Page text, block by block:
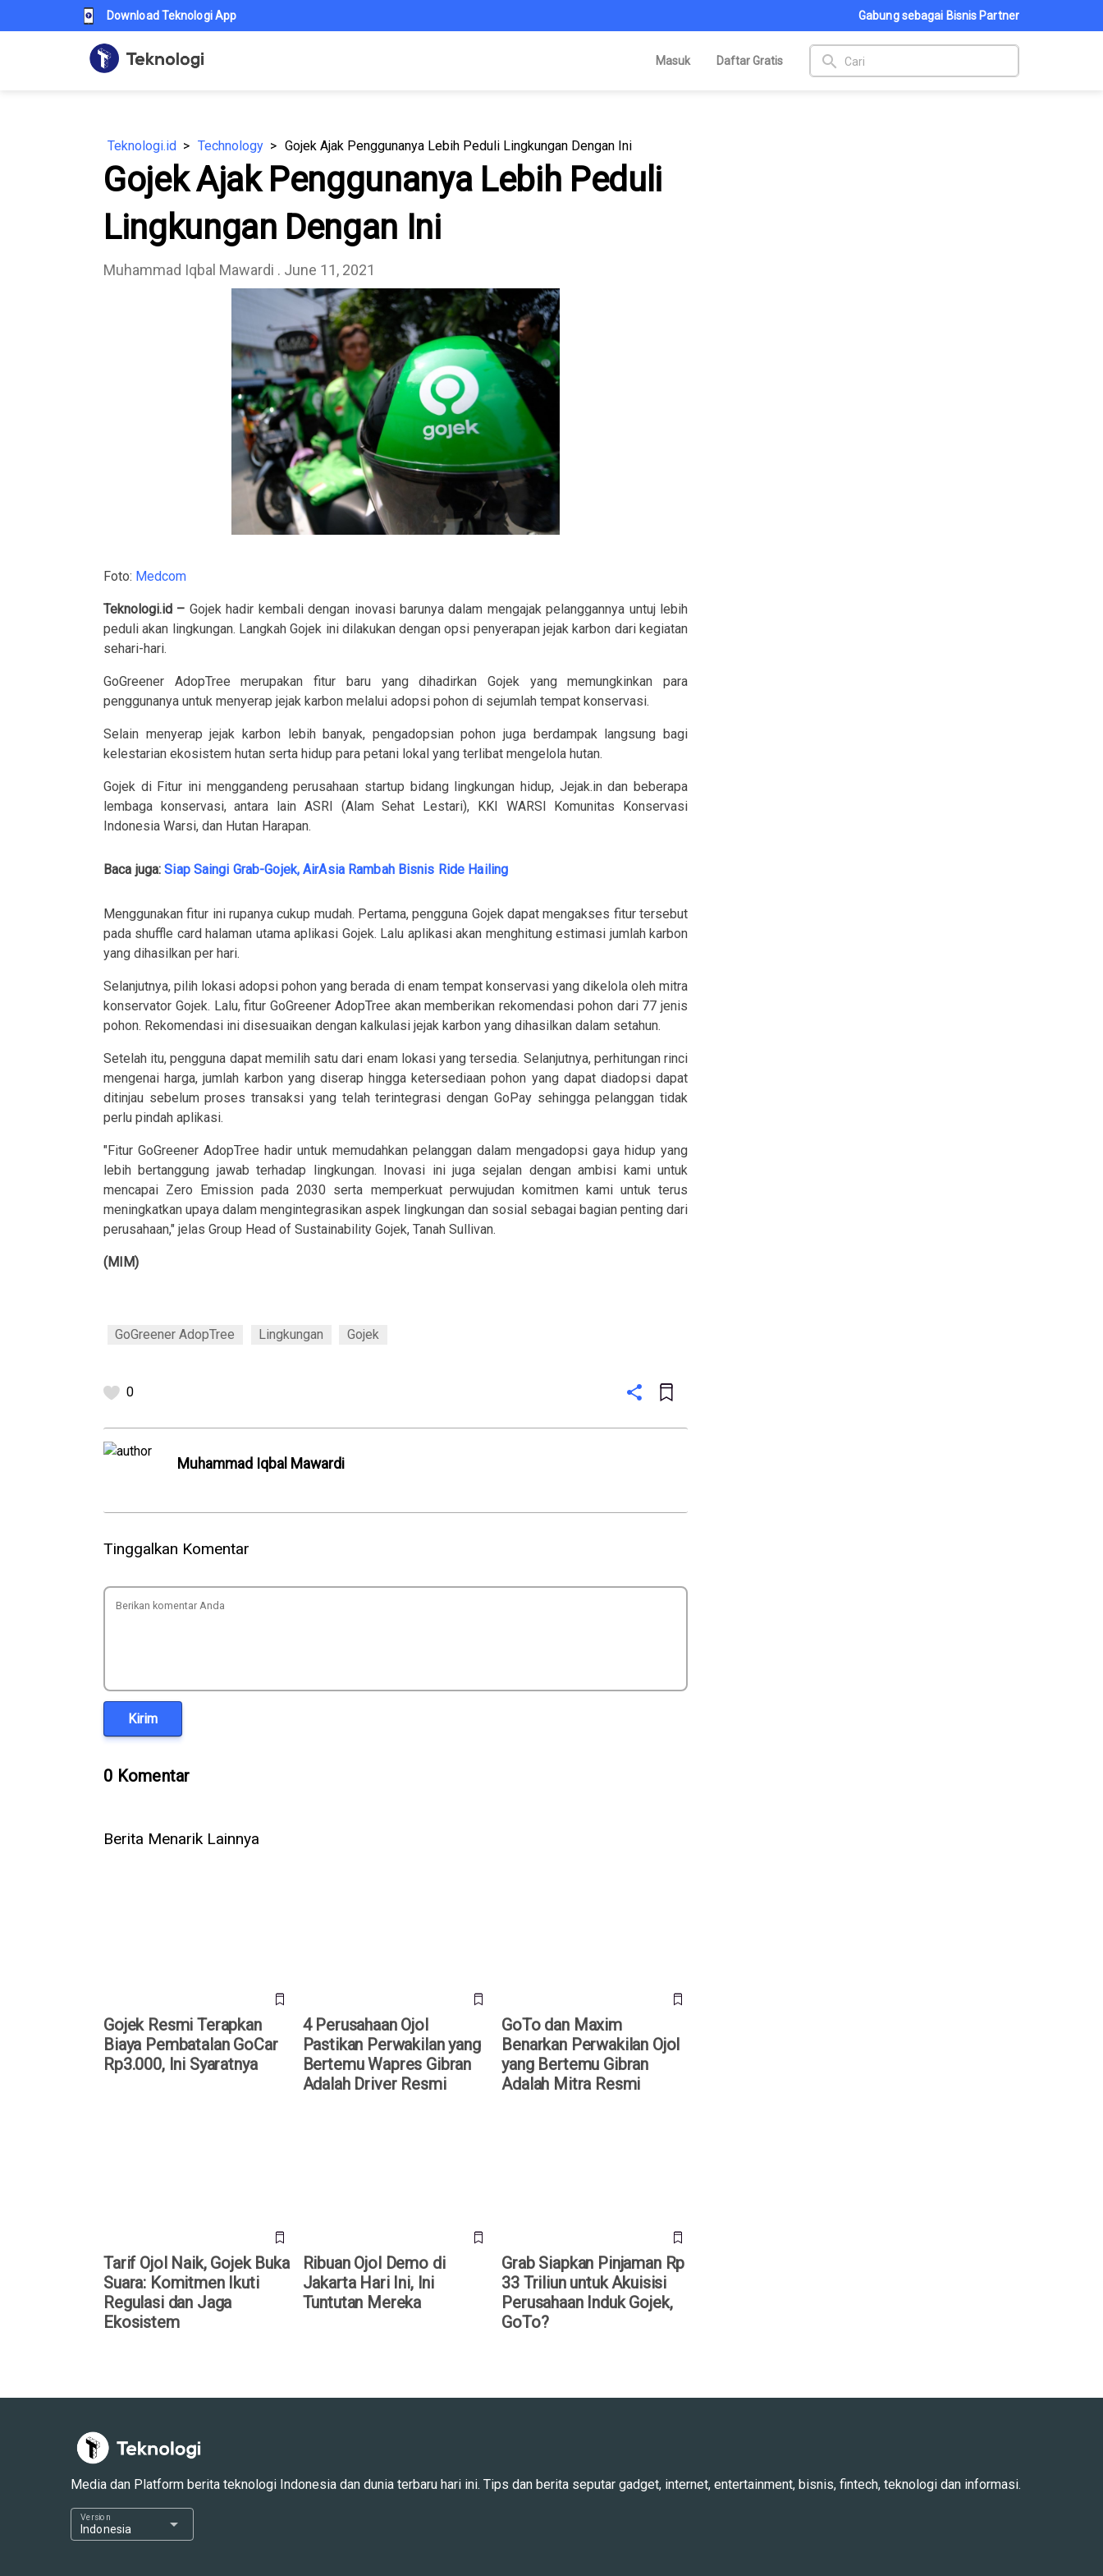
Download Teknologi App Gabung sebagai Bisnis Partner
Masuk Daftar Gratis search
Teknologi.id Technology Gojek Ajak Penggunanya Lebih Peduli Lingkungan Dengan Ini
Gojek Ajak Penggunanya Lebih Peduli
Lingkungan Dengan Ini
Muhammad Iqbal Mawardi . June 11, 2021
Foto: Medcom
Teknologi.id – Gojek hadir kembali dengan inovasi barunya dalam mengajak pelanggannya untuj lebih
peduli akan lingkungan. Langkah Gojek ini dilakukan dengan opsi penyerapan jejak karbon dari kegiatan
sehari-hari.
GoGreener AdopTree merupakan fitur baru yang dihadirkan Gojek yang memungkinkan para
penggunanya untuk menyerap jejak karbon melalui adopsi pohon di sejumlah tempat konservasi.
Selain menyerap jejak karbon lebih banyak, pengadopsian pohon juga berdampak langsung bagi
kelestarian ekosistem hutan serta hidup para petani lokal yang terlibat mengelola hutan.
Gojek di Fitur ini menggandeng perusahaan startup bidang lingkungan hidup, Jejak.in dan beberapa
lembaga konservasi, antara lain ASRI (Alam Sehat Lestari), KKI WARSI Komunitas Konservasi
Indonesia Warsi, dan Hutan Harapan.
Baca juga:Siap Saingi Grab-Gojek, AirAsia Rambah Bisnis Ride Hailing
Menggunakan fitur ini rupanya cukup mudah. Pertama, pengguna Gojek dapat mengakses fitur tersebut
pada shuffle card halaman utama aplikasi Gojek. Lalu aplikasi akan menghitung estimasi jumlah karbon
yang dihasilkan per hari.
Selanjutnya, pilih lokasi adopsi pohon yang berada di enam tempat konservasi yang dikelola oleh mitra
konservator Gojek. Lalu, fitur GoGreener AdopTree akan memberikan rekomendasi pohon dari 77 jenis
pohon. Rekomendasi ini disesuaikan dengan kalkulasi jejak karbon yang dihasilkan dalam setahun.
Setelah itu, pengguna dapat memilih satu dari enam lokasi yang tersedia. Selanjutnya, perhitungan rinci
mengenai harga, jumlah karbon yang diserap hingga ketersediaan pohon yang dapat diadopsi dapat
ditinjau sebelum proses transaksi yang telah terintegrasi dengan GoPay sehingga pelanggan tidak
perlu pindah aplikasi.
"Fitur GoGreener AdopTree hadir untuk memudahkan pelanggan dalam mengadopsi gaya hidup yang
lebih bertanggung jawab terhadap lingkungan. Inovasi ini juga sejalan dengan ambisi kami untuk
mencapai Zero Emission pada 2030 serta memperkuat perwujudan komitmen kami untuk terus
meningkatkan upaya dalam mengintegrasikan aspek lingkungan dan sosial sebagai bagian penting dari
perusahaan," jelas Group Head of Sustainability Gojek, Tanah Sullivan.
(MIM)
GoGreener AdopTree Lingkungan Gojek
0
Muhammad Iqbal Mawardi
Tinggalkan Komentar
Kirim
0 Komentar
Berita Menarik Lainnya
Gojek Resmi Terapkan
Biaya Pembatalan GoCar
Rp3.000, Ini Syaratnya
4 Perusahaan Ojol
Pastikan Perwakilan yang
Bertemu Wapres Gibran
Adalah Driver Resmi
GoTo dan Maxim
Benarkan Perwakilan Ojol
yang Bertemu Gibran
Adalah Mitra Resmi
Tarif Ojol Naik, Gojek Buka
Suara: Komitmen Ikuti
Regulasi dan Jaga
Ekosistem
Ribuan Ojol Demo di
Jakarta Hari Ini, Ini
Tuntutan Mereka
Grab Siapkan Pinjaman Rp
33 Triliun untuk Akuisisi
Perusahaan Induk Gojek,
GoTo?
Media dan Platform berita teknologi Indonesia dan dunia terbaru hari ini. Tips dan berita seputar gadget, internet, entertainment, bisnis, fintech, teknologi dan informasi.
Indonesia
Version arrow_drop_down